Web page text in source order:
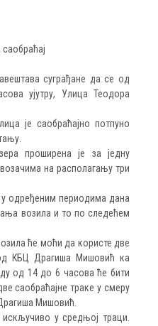
суграђане да се од
ујутру, Улица Теодора
је саобраћајно потпуно
проширена је за једну
на располагању три
одређеним периодима дана
возила и то по следећем
ће моћи да користе две
КБЦ Драгиша Мишовић ка
од 14 до 6 часова ће бити
саобраћајне траке у смеру
Мишовић.
у средњој траци.